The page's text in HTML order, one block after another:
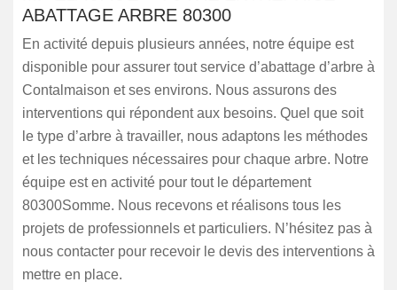
ABATTAGE ARBRE 80300
En activité depuis plusieurs années, notre équipe est
disponible pour assurer tout service d’abattage d’arbre à
Contalmaison et ses environs. Nous assurons des
interventions qui répondent aux besoins. Quel que soit
le type d’arbre à travailler, nous adaptons les méthodes
et les techniques nécessaires pour chaque arbre. Notre
équipe est en activité pour tout le département
80300Somme. Nous recevons et réalisons tous les
projets de professionnels et particuliers. N’hésitez pas à
nous contacter pour recevoir le devis des interventions à
mettre en place.